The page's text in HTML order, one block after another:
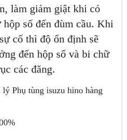
làm giảm giật khi có
số đến đùm cầu. Khi
cố thì độ ổn định sẽ
đến hộp số và bi chữ
các đăng.
Phụ tùng isuzu hino hàng